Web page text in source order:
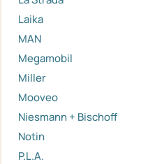
Laika
MAN
Megamobil
Miller
Mooveo
Niesmann + Bischoff
Notin
P.L.A.